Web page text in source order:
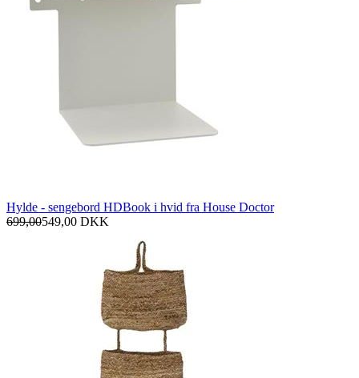
Hylde - sengebord HDBook i hvid fra House Doctor
699,00549,00 DKK